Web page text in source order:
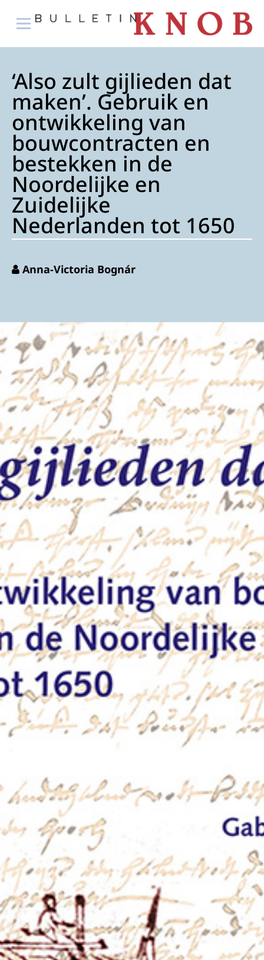
‘Also zult gijlieden dat
maken’. Gebruik en
ontwikkeling van
bouwcontracten en
bestekken in de
Noordelijke en
Zuidelijke
Nederlanden tot 1650
Anna-Victoria Bognár